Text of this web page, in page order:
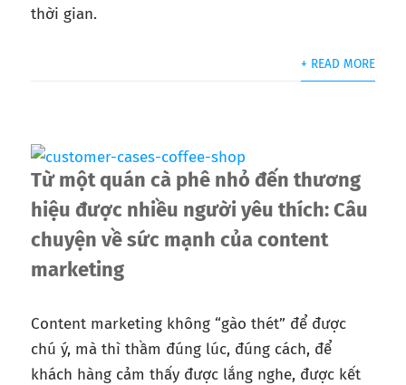
thời gian.
+ READ MORE
Từ một quán cà phê nhỏ đến thương
hiệu được nhiều người yêu thích: Câu
chuyện về sức mạnh của content
marketing
Content marketing không “gào thét” để được
chú ý, mà thì thầm đúng lúc, đúng cách, để
khách hàng cảm thấy được lắng nghe, được kết